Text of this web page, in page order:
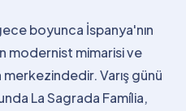
boyunca İspanya'nın
modernist mimarisi ve
Varış günü
La Sagrada Família,